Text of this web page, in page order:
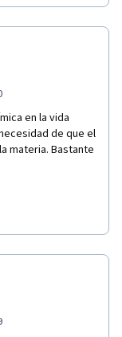
en la vida
de que el
materia. Bastante